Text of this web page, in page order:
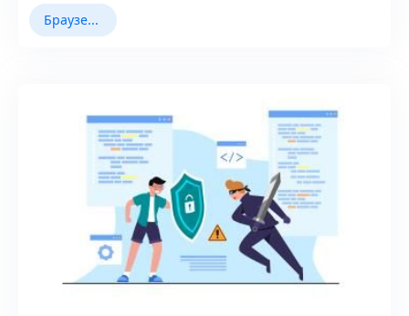
Браузер Fingerprint